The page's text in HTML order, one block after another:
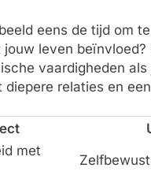
eens de tijd om
leven beïnvloed?
vaardigheden
diepere relaties en
met